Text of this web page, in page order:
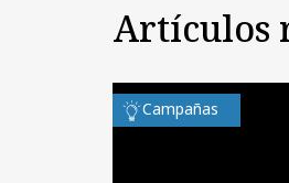
Artículos
Campañas